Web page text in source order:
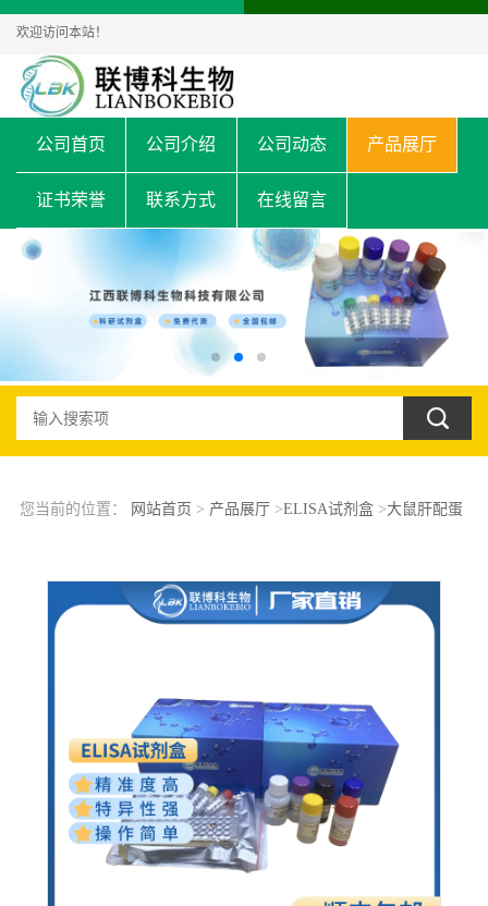
欢迎访问本站！
公司首页 公司介绍 公司动态 产品展厅
证书荣誉 联系方式 在线留言
您当前的位置： 网站首页 > 产品展厅 >ELISA试剂盒>大鼠肝配蛋